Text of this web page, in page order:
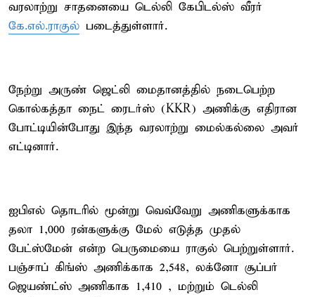
வரலாற்று சாதனையை டெல்லி கேபிடல்ஸ் வீரர்
கே.எல்.ராகுல் படைத்துள்ளார்.
நேற்று அருண் ஜெட்லி மைதானத்தில் நடைபெற்ற
கொல்கத்தா நைட் ரைடர்ஸ் (KKR) அணிக்கு எதிரான
போட்டியின்போது இந்த வரலாற்று மைல்கல்லை அவர்
எட்டினார்.
ஐபிஎல் தொடரில் மூன்று வெவ்வேறு அணிகளுக்காக
தலா 1,000 ரன்களுக்கு மேல் எடுத்த முதல்
பேட்ஸ்மேன் என்ற பெருமையை ராகுல் பெற்றுள்ளார்.
பஞ்சாப் கிங்ஸ் அணிக்காக 2,548, லக்னோ சூப்பர்
ஜெயண்ட்ஸ் அணிகாக 1,410 , மற்றும் டெல்லி